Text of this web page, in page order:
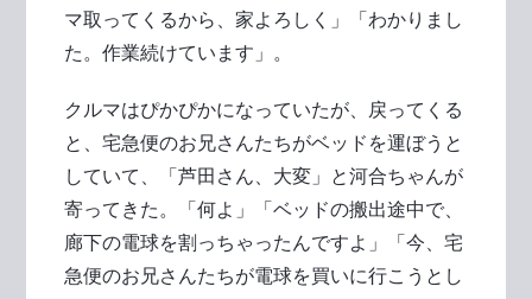
マ取ってくるから、家よろしく」「わかりまし
た。作業続けています」。
クルマはぴかぴかになっていたが、戻ってくる
と、宅急便のお兄さんたちがベッドを運ぼうと
していて、「芦田さん、大変」と河合ちゃんが
寄ってきた。「何よ」「ベッドの搬出途中で、
廊下の電球を割っちゃったんですよ」「今、宅
急便のお兄さんたちが電球を買いに行こうとし